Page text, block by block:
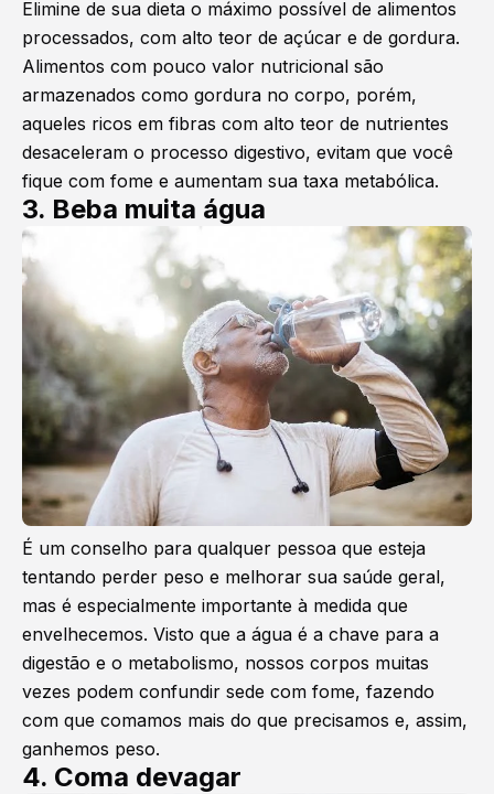
Elimine de sua dieta o máximo possível de alimentos
processados, com alto teor de açúcar e de gordura.
Alimentos com pouco valor nutricional são
armazenados como gordura no corpo, porém,
aqueles ricos em fibras com alto teor de nutrientes
desaceleram o processo digestivo, evitam que você
fique com fome e aumentam sua taxa metabólica.
3. Beba muita água
É um conselho para qualquer pessoa que esteja
tentando perder peso e melhorar sua saúde geral,
mas é especialmente importante à medida que
envelhecemos. Visto que a água é a chave para a
digestão e o metabolismo, nossos corpos muitas
vezes podem confundir sede com fome, fazendo
com que comamos mais do que precisamos e, assim,
ganhemos peso.
4. Coma devagar